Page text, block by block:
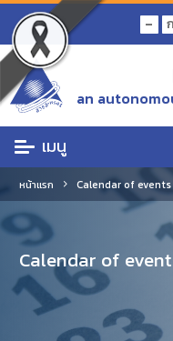
- ก
an
เมนู
หน้าแรก Calendar of events
Calendar of